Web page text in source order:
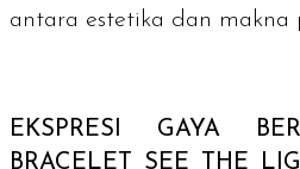
antara estetika dan makna
EKSPRESI GAYA
BRACELET SEE THE